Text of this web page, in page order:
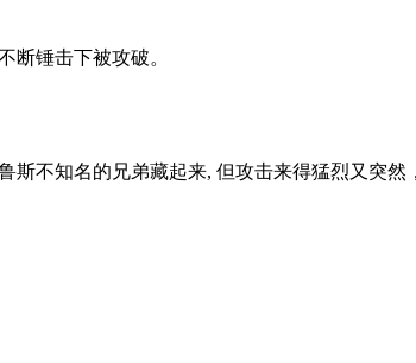
断锤击下被攻破。
不知名的兄弟藏起来, 但攻击来得猛烈又突然